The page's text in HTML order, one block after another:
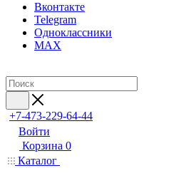
Вконтакте
Telegram
Одноклассники
MAX
+7-473-229-64-44
Войти
Корзина 0
Каталог